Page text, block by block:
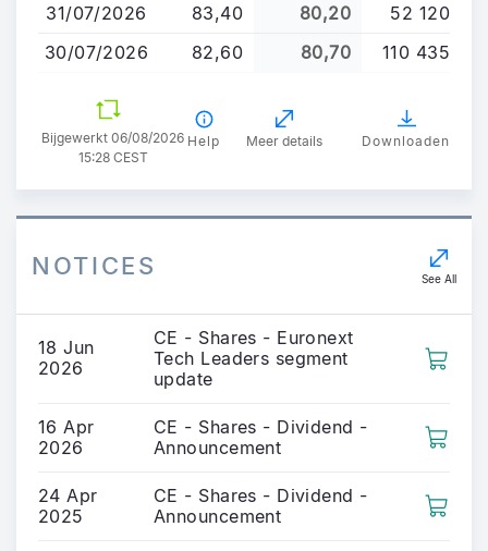
31/07/2026
83,40 80,20
52 120
30/07/2026
82,60 80,70 110 435
Bijgewerkt 06/08/2026
15:28 CEST
Help Meer details Downloaden
NOTICES See All
18 Jun
2026
CE - Shares - Euronext
Tech Leaders segment
update
16 Apr
2026
CE - Shares - Dividend -
Announcement
24 Apr
2025
CE - Shares - Dividend -
Announcement